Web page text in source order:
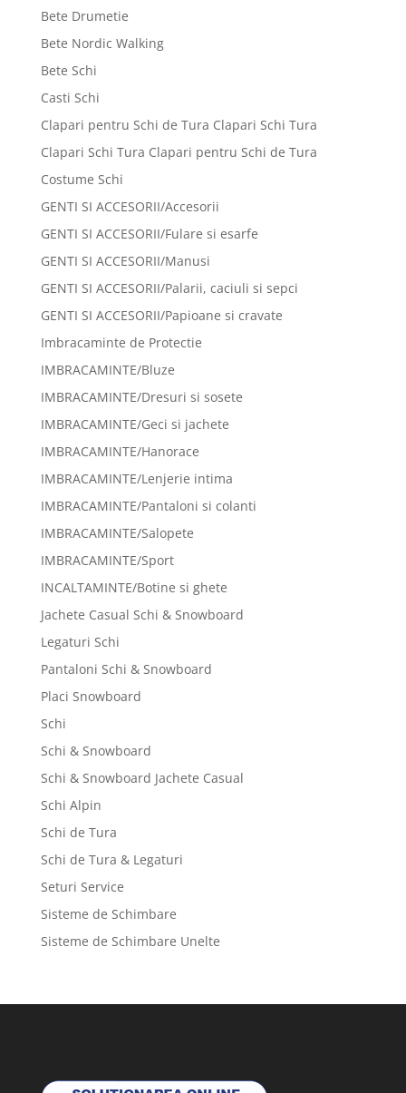
Bete Drumetie
Bete Nordic Walking
Bete Schi
Casti Schi
Clapari pentru Schi de Tura Clapari Schi Tura
Clapari Schi Tura Clapari pentru Schi de Tura
Costume Schi
GENTI SI ACCESORII/Accesorii
GENTI SI ACCESORII/Fulare si esarfe
GENTI SI ACCESORII/Manusi
GENTI SI ACCESORII/Palarii, caciuli si sepci
GENTI SI ACCESORII/Papioane si cravate
Imbracaminte de Protectie
IMBRACAMINTE/Bluze
IMBRACAMINTE/Dresuri si sosete
IMBRACAMINTE/Geci si jachete
IMBRACAMINTE/Hanorace
IMBRACAMINTE/Lenjerie intima
IMBRACAMINTE/Pantaloni si colanti
IMBRACAMINTE/Salopete
IMBRACAMINTE/Sport
INCALTAMINTE/Botine si ghete
Jachete Casual Schi & Snowboard
Legaturi Schi
Pantaloni Schi & Snowboard
Placi Snowboard
Schi
Schi & Snowboard
Schi & Snowboard Jachete Casual
Schi Alpin
Schi de Tura
Schi de Tura & Legaturi
Seturi Service
Sisteme de Schimbare
Sisteme de Schimbare Unelte